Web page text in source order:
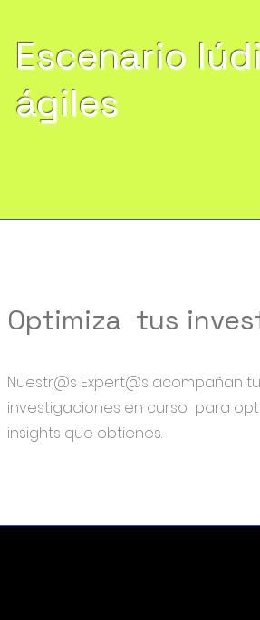
Escenario
ágiles
Optimiza tus
Nuestr@s Expert@s acompañan
investigaciones en curso para
insights que obtienes.